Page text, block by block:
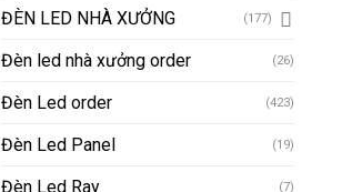
ĐÈN LED NHÀ XƯỞNG (177)
Đèn led nhà xưởng order (26)
Đèn Led order (423)
Đèn Led Panel (19)
Đèn Led Ray (7)